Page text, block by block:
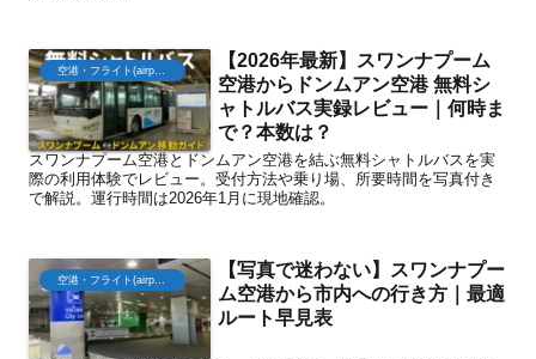
【2026年最新】スワンナプーム
空港からドンムアン空港 無料シ
ャトルバス実録レビュー｜何時ま
で？本数は？
スワンナプーム空港とドンムアン空港を結ぶ無料シャトルバスを実
際の利用体験でレビュー。受付方法や乗り場、所要時間を写真付き
で解説。運行時間は2026年1月に現地確認。
【写真で迷わない】スワンナプー
ム空港から市内への行き方｜最適
ルート早見表